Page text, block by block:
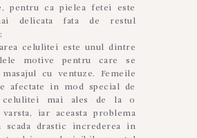
pentru ca pielea fetei este
delicata fata de restul
celulitei este unul dintre
motive pentru care se
masajul cu ventuze. Femeile
afectate in mod special de
celulitei mai ales de la o
varsta, iar aceasta problema
scada drastic increderea in